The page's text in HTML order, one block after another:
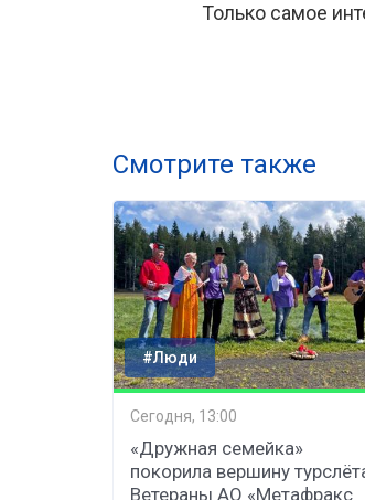
Только самое
Смотрите также
#Люди
Сегодня, 13:00
«Дружная семейка»
покорила вершину
Ветераны АО «Метафракс